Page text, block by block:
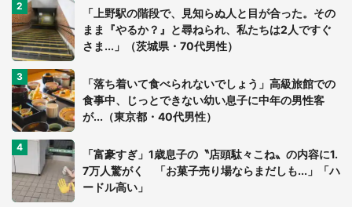
「上野駅の階段で、見知らぬ人と目が合った。その
まま『やるか？』と尋ねられ、私たちは2人ですぐ
さま...」（茨城県・70代男性）
「落ち着いて食べられないでしょう」高級旅館での
食事中、じっとできない幼い息子に中年の男性客
が...（東京都・40代男性）
「富豪すぎ」1歳息子の〝店頭駄々こね〟の内容に1.
7万人驚がく 「お菓子売り場ならまだしも...」「ハ
ードル高い」